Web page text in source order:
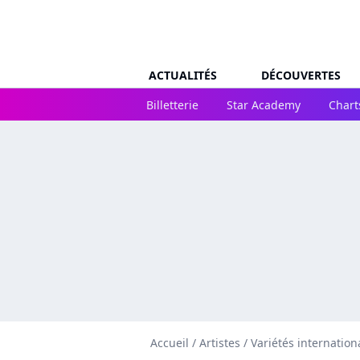
ACTUALITÉS
DÉCOUVERTES
Billetterie
Star Academy
Accueil / Artistes / Variétés